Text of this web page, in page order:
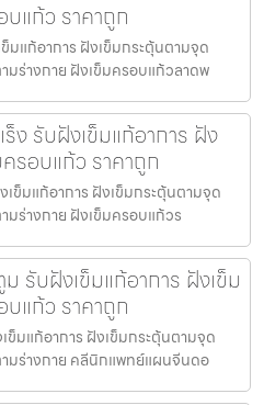
แก้ว ราคาถูก
มแก้อาการ ฝังเข็มกระตุ้นตามจุด
มร่างกาย ฝังเข็มครอบแก้วลาดพ
ง รับฝังเข็มแก้อาการ ฝัง
รอบแก้ว ราคาถูก
ข็มแก้อาการ ฝังเข็มกระตุ้นตามจุด
มร่างกาย ฝังเข็มครอบแก้วร
รับฝังเข็มแก้อาการ ฝังเข็ม
แก้ว ราคาถูก
มแก้อาการ ฝังเข็มกระตุ้นตามจุด
ามร่างกาย คลีนิกแพทย์แผนจีนดอ